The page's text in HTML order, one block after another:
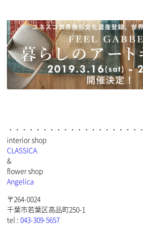
・・・・・・・・・・・・・・・・・・・・
interior shop
CLASSICA
&
flower shop
Angelica
〒264-0024
千葉市若葉区高品町250-1
tel : 043-309-5657